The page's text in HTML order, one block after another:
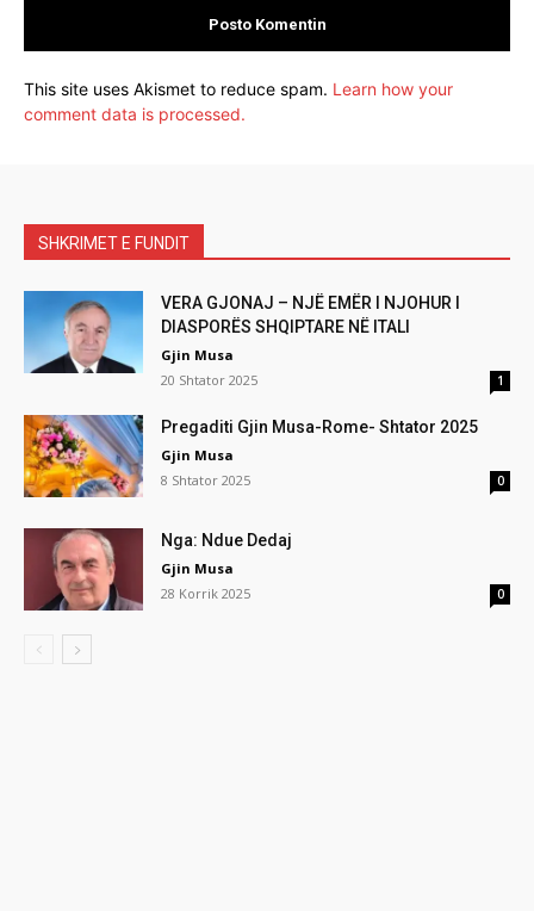
This site uses Akismet to reduce spam. Learn how your
comment data is processed.
SHKRIMET E FUNDIT
VERA GJONAJ – NJË EMËR I NJOHUR I
DIASPORËS SHQIPTARE NË ITALI
Gjin Musa
20 Shtator 2025
1
Pregaditi Gjin Musa-Rome- Shtator 2025
Gjin Musa
8 Shtator 2025
0
Nga: Ndue Dedaj
Gjin Musa
28 Korrik 2025
0